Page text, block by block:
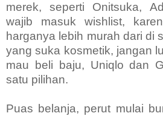
merek, seperti Onitsuka,
wajib masuk wishlist,
harganya lebih murah dari di
yang suka kosmetik, jangan
mau beli baju, Uniqlo dan
satu pilihan.
Puas belanja, perut mulai